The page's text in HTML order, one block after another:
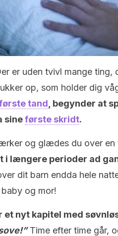
er uden tvivl mange ting,
op, som holder dig
tand , begynder at
sineførste skridt.
og glædes du over en
i længere perioder ad
dit barn endda hele
og mor!
et nyt kapitel med
Time efter time går,